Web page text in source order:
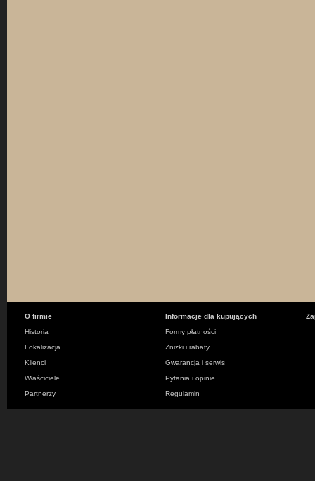
O firmie
Historia
Lokalizacja
Klienci
Właściciele
Partnerzy
Informacje dla kupujących
Formy płatności
Zniżki i rabaty
Gwarancja i serwis
Pytania i opinie
Regulamin